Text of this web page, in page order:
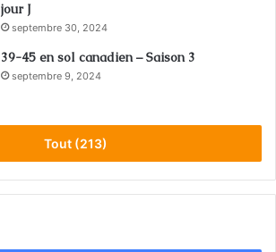
jour J
septembre 30, 2024
39-45 en sol canadien – Saison 3
septembre 9, 2024
Tout (213)